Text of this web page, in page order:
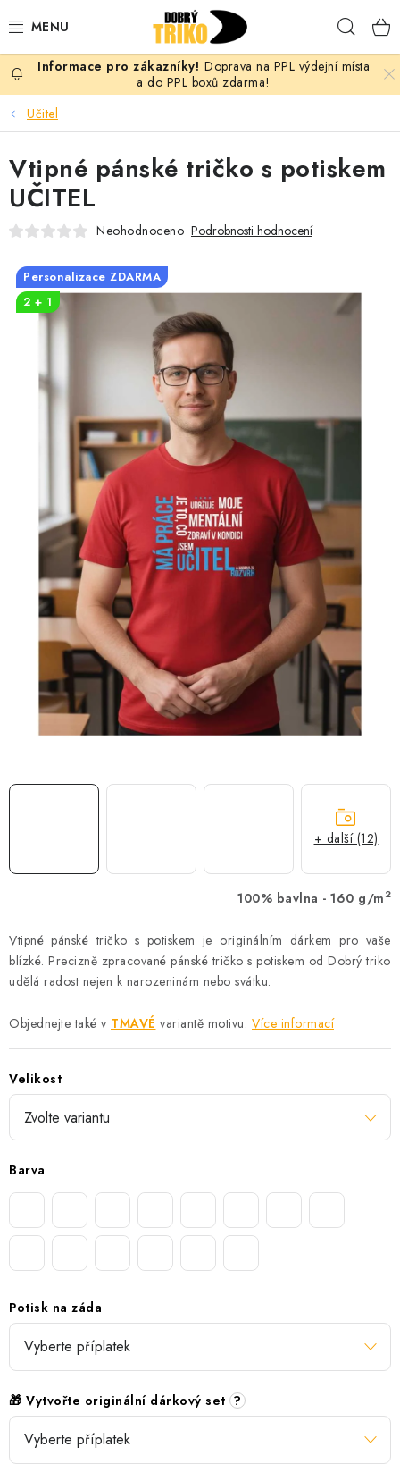
na
PRO ŽENY
PRO MUŽE
PRO DĚTI
PRO PÁRY
VLASTNÍ MOTIV
MIKINY
OKAMŽITĚ K ODBĚRU
MÁM SRDCE POMÁHÁM
VÁNOCE
PROVIZNÍ SYSTÉM
O nás Časté otázky
Doprava a platba
Obchodní podmínky
Zásady zpracování ochrany osobních údajů
Napište nám
Doprava na PPL výdejní místa
a do PPL boxů zdarma!
Učitel
100% bavlna - 160 g/m 2
Vtipné pánské tričko s potiskem je originálním dárkem pro vaše
blízké. Precizně zpracované pánské tričko s potiskem od Dobrý triko
udělá radost nejen k narozeninám nebo svátku.
Objednejte také v TMAVÉ variantě motivu. Více informací
Velikost
Barva
Potisk na záda
🎁 Vytvořte originální dárkový set ?
Vtipné pánské tričko s potiskem
UČITEL
Neohodnoceno Podrobnosti hodnocení
Personalizace ZDARMA
2 + 1
+ další (12)